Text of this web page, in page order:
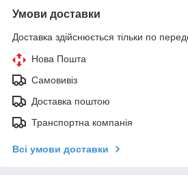
Умови доставки
Доставка здійснюється тільки по
Нова Пошта
Самовивіз
Доставка поштою
Транспортна компанія
Всі умови доставки